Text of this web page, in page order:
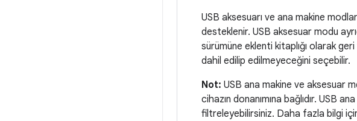
USB aksesuarı ve ana makine
desteklenir. USB aksesuar modu
sürümüne eklenti kitaplığı olarak
dahil edilip edilmeyeceğini seçebilir.
Not: USB ana makine ve aksesuar
cihazın donanımına bağlıdır. USB
filtreleyebilirsiniz. Daha fazla bilgi